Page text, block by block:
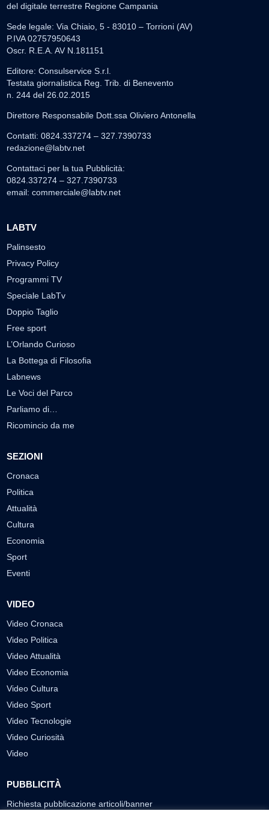
del digitale terrestre Regione Campania
Sede legale: Via Chiaio, 5 - 83010 – Torrioni (AV)
P.IVA 02757950643
Oscr. R.E.A. AV N.181151
Editore: Consulservice S.r.l.
Testata giornalistica Reg. Trib. di Benevento
n. 244 del 26.02.2015
Direttore Responsabile Dott.ssa Oliviero Antonella
Contatti: 0824.337274 – 327.7390733
redazione@labtv.net
Contattaci per la tua Pubblicità:
0824.337274 – 327.7390733
email: commerciale@labtv.net
LABTV
Palinsesto
Privacy Policy
Programmi TV
Speciale LabTv
Doppio Taglio
Free sport
L’Orlando Curioso
La Bottega di Filosofia
Labnews
Le Voci del Parco
Parliamo di…
Ricomincio da me
SEZIONI
Cronaca
Politica
Attualità
Cultura
Economia
Sport
Eventi
VIDEO
Video Cronaca
Video Politica
Video Attualità
Video Economia
Video Cultura
Video Sport
Video Tecnologie
Video Curiosità
Video
PUBBLICITÀ
Richiesta pubblicazione articoli/banner